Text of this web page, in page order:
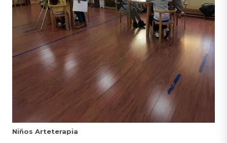
Niños Arteterapia